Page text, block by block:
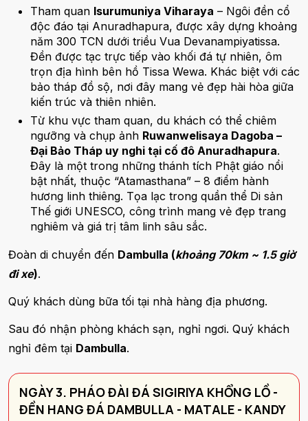
Tham quan Isurumuniya Viharaya – Ngôi đền cổ
độc đáo tại Anuradhapura, được xây dựng khoảng
năm 300 TCN dưới triều Vua Devanampiyatissa.
Đền được tạc trực tiếp vào khối đá tự nhiên, ôm
trọn địa hình bên hồ Tissa Wewa. Khác biệt với các
bảo tháp đồ sộ, nơi đây mang vẻ đẹp hài hòa giữa
kiến trúc và thiên nhiên.
Từ khu vực tham quan, du khách có thể chiêm
ngưỡng và chụp ảnh Ruwanwelisaya Dagoba –
Đại Bảo Tháp uy nghi tại cố đô Anuradhapura.
Đây là một trong những thánh tích Phật giáo nổi
bật nhất, thuộc “Atamasthana” – 8 điểm hành
hương linh thiêng. Tọa lạc trong quần thể Di sản
Thế giới UNESCO, công trình mang vẻ đẹp trang
nghiêm và giá trị tâm linh sâu sắc.
Đoàn di chuyển đến Dambulla (khoảng 70km ~ 1.5 giờ
đi xe).
Quý khách dùng bữa tối tại nhà hàng địa phương.
Sau đó nhận phòng khách sạn, nghỉ ngơi. Quý khách
nghỉ đêm tại Dambulla.
NGÀY 3. PHÁO ĐÀI ĐÁ SIGIRIYA KHỔNG LỒ -
ĐỀN HANG ĐÁ DAMBULLA - MATALE - KANDY